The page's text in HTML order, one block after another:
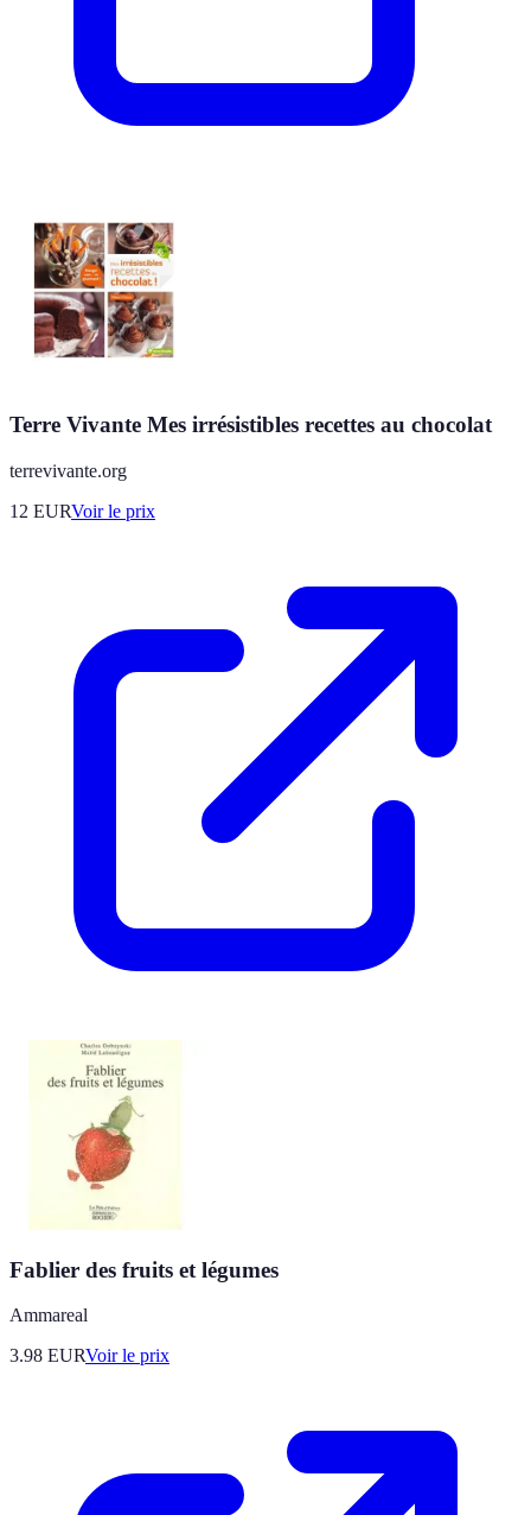
Terre Vivante Mes irrésistibles recettes au chocolat
terrevivante.org
12 EURVoir le prix
Fablier des fruits et légumes
Ammareal
3.98 EURVoir le prix